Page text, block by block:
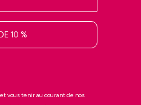
10 %
vous tenir au courant de nos